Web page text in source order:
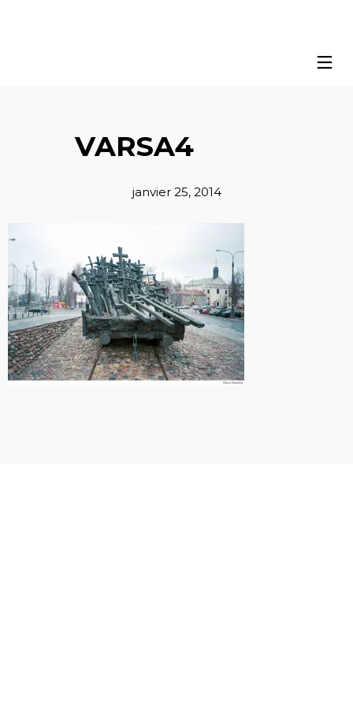
VARSA4
janvier 25, 2014